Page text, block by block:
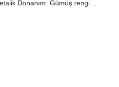
Donanım: Gümüş rengi
cm İÇ DETAYLAR Düz cep : 2